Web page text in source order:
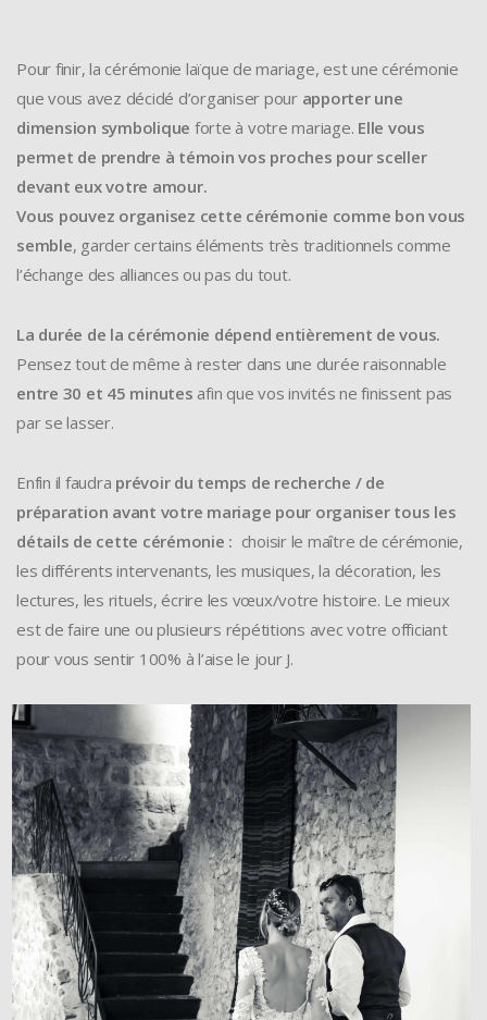
Pour finir, la cérémonie laïque de mariage, est une cérémonie
que vous avez décidé d’organiser pour apporter une
dimension symbolique forte à votre mariage. Elle vous
permet de prendre à témoin vos proches pour sceller
devant eux votre amour.
Vous pouvez organisez cette cérémonie comme bon vous
semble, garder certains éléments très traditionnels comme
l’échange des alliances ou pas du tout.
La durée de la cérémonie dépend entièrement de vous.
Pensez tout de même à rester dans une durée raisonnable
entre 30 et 45 minutes afin que vos invités ne finissent pas
par se lasser.
Enfin il faudra prévoir du temps de recherche / de
préparation avant votre mariage pour organiser tous les
détails de cette cérémonie : choisir le maître de cérémonie,
les différents intervenants, les musiques, la décoration, les
lectures, les rituels, écrire les vœux/votre histoire. Le mieux
est de faire une ou plusieurs répétitions avec votre officiant
pour vous sentir 100% à l’aise le jour J.